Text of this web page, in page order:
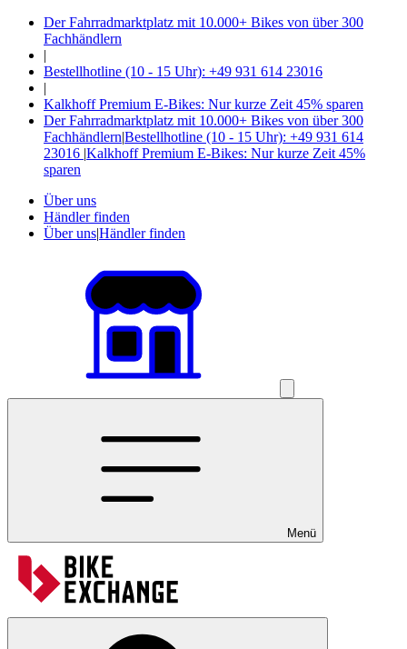
Der Fahrradmarktplatz mit 10.000+ Bikes von über 300
Fachhändlern
|
Bestellhotline (10 - 15 Uhr): +49 931 614 23016
|
Kalkhoff Premium E-Bikes: Nur kurze Zeit 45% sparen
Der Fahrradmarktplatz mit 10.000+ Bikes von über 300
Fachhändlern|Bestellhotline (10 - 15 Uhr): +49 931 614
23016 |Kalkhoff Premium E-Bikes: Nur kurze Zeit 45%
sparen
Über uns
Händler finden
Über uns|Händler finden
Menü